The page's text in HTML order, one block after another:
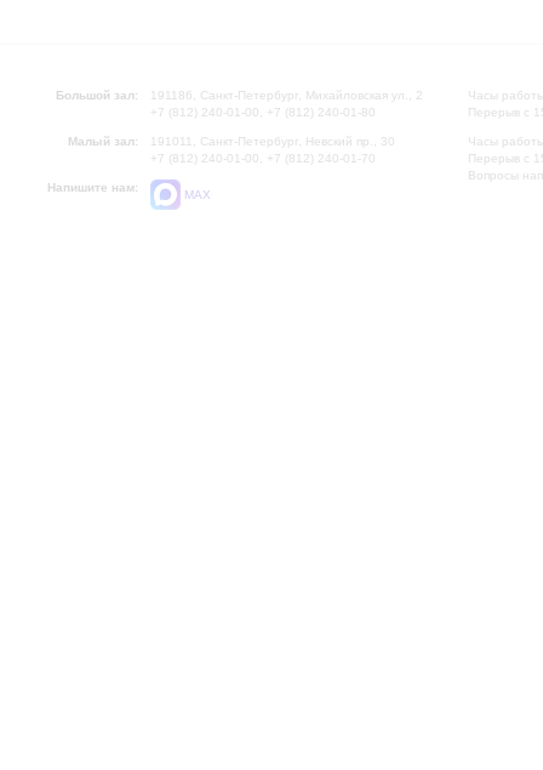
Большой зал:
191186, Санкт-Петербург, Михайловская ул., 2
+7 (812) 240-01-00, +7 (812) 240-01-80
Малый зал:
191011, Санкт-Петербург, Невский пр., 30
+7 (812) 240-01-00, +7 (812) 240-01-70
Напишите нам:
MAX
Часы
Перерыв с
Часы
Перерыв с
Вопросы